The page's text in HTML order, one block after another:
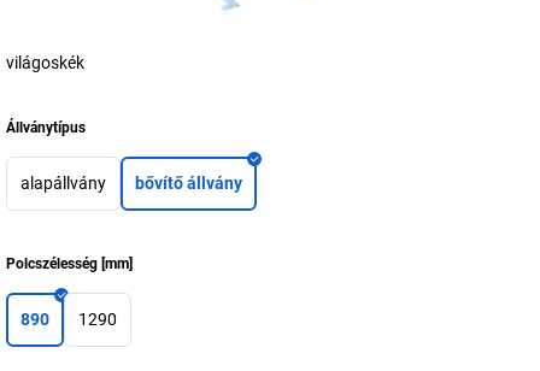
világoskék
Állványtípus
alapállvány bővítő állvány
Polcszélesség [mm]
890 1290